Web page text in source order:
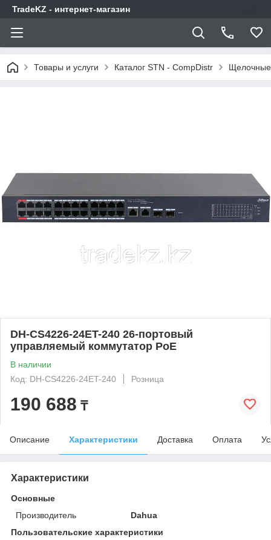
TradeKZ - интернет-магазин
Товары и услуги Каталог STN - CompDistr Щелочные
DH-CS4226-24ET-240 26-портовый
управляемый коммутатор PoE
В наличии
Код: DH-CS4226-24ET-240
Розница
190 688 ₸
Описание Характеристики Доставка Оплата
Характеристики
Основные
Производитель
Dahua
Пользовательские характеристики